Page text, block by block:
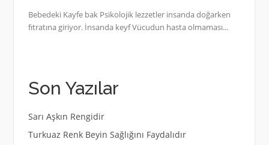
Bebedeki Kayfe bak Psikolojik lezzetler insanda doğarken
fıtratına giriyor. İnsanda keyf Vücudun hasta olmaması...
Son Yazılar
Sarı Aşkın Rengidir
Turkuaz Renk Beyin Sağlığını Faydalıdır